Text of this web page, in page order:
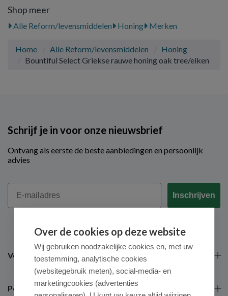
Shop meer
Alle Reform/levensmiddelen Honing Merken
Home Alle Reform/levensmiddelen
Honing
Bountiful Select Griekse rauwe honing oak tree/eiken
Schrijf je in voor onze nieuwsbrief
Ontvang als eerste de beste aanbiedingen en persoonlijk
advies
Email
Inschrijven
Veel gestelde vragen
Populaire merken
Over de cookies op deze website
Wij gebruiken noodzakelijke cookies en, met uw
toestemming, analytische cookies
(websitegebruik meten), social-media- en
marketingcookies (advertenties